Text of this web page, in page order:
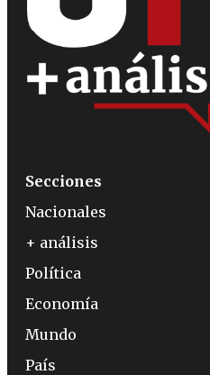
Secciones
Nacionales
+ análisis
Política
Economía
Mundo
País